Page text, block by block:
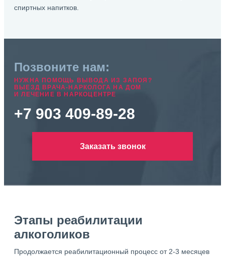
спиртных напитков.
Позвоните нам:
НУЖНА ПОМОЩЬ ВЫВОДА ИЗ ЗАПОЯ?
ВЫЕЗД ВРАЧА-НАРКОЛОГА НА ДОМ
И ЛЕЧЕНИЕ В НАРКОЦЕНТРЕ
+7 903 409-89-28
Заказать звонок
Этапы реабилитации
алкоголиков
Продолжается реабилитационный процесс от 2-3 месяцев